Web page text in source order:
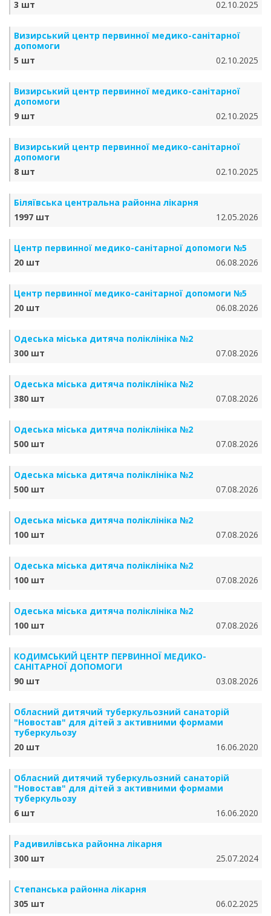
3 шт 02.10.2025
Визирський центр первинної медико-санітарної
допомоги
5 шт
02.10.2025
Визирський центр первинної медико-санітарної
допомоги
9 шт
02.10.2025
Визирський центр первинної медико-санітарної
допомоги
8 шт
02.10.2025
Біляївська центральна районна лікарня
1997 шт
12.05.2026
Центр первинної медико-санітарної допомоги №5
20 шт
06.08.2026
Центр первинної медико-санітарної допомоги №5
20 шт
06.08.2026
Одеська міська дитяча поліклініка №2
300 шт
07.08.2026
Одеська міська дитяча поліклініка №2
380 шт
07.08.2026
Одеська міська дитяча поліклініка №2
500 шт
07.08.2026
Одеська міська дитяча поліклініка №2
500 шт
07.08.2026
Одеська міська дитяча поліклініка №2
100 шт
07.08.2026
Одеська міська дитяча поліклініка №2
100 шт
07.08.2026
Одеська міська дитяча поліклініка №2
100 шт
07.08.2026
КОДИМСЬКИЙ ЦЕНТР ПЕРВИННОЇ МЕДИКО-
САНІТАРНОЇ ДОПОМОГИ
90 шт
03.08.2026
Обласний дитячий туберкульозний санаторій
"Новостав" для дітей з активними формами
туберкульозу
20 шт
16.06.2020
Обласний дитячий туберкульозний санаторій
"Новостав" для дітей з активними формами
туберкульозу
6 шт
16.06.2020
Радивилівська районна лікарня
300 шт
25.07.2024
Степанська районна лікарня
305 шт
06.02.2025